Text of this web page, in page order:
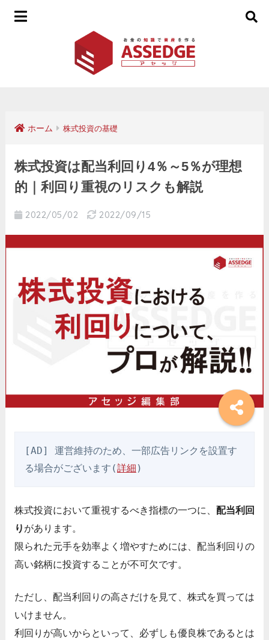
ホーム 株式投資の基礎
株式投資は配当利回り4％～5％が理想
的｜利回り重視のリスクも解説
2022/05/02 2022/09/15
[AD] 運営維持のため、一部広告リンクを設置す
る場合がございます(詳細 )
株式投資において重視するべき指標の一つに、 配当利回
り があります。
限られた元手を効率よく増やすためには、配当利回りの
高い銘柄に投資することが不可欠です。
ただし、配当利回りの高さだけを見て、株式を買っては
いけません。
利回りが高いからといって、必ずしも優良株であるとは